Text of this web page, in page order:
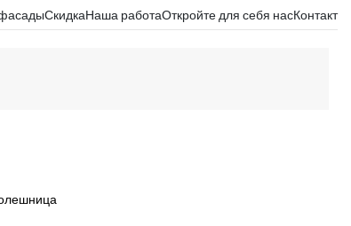
СкидкаНаша работаОткройте для себя насКонтакт